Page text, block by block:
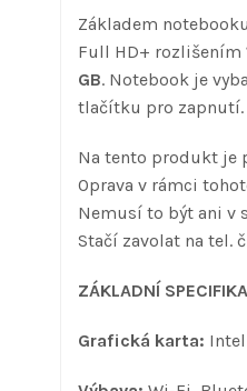
Základem
Full HD+ rozlišením
GB. Notebook je
tlačítku pro zapnutí.
Na tento produkt je
Oprava v rámci
Nemusí to být ani v
Stačí zavolat na tel.
ZÁKLADNÍ
Grafická karta: